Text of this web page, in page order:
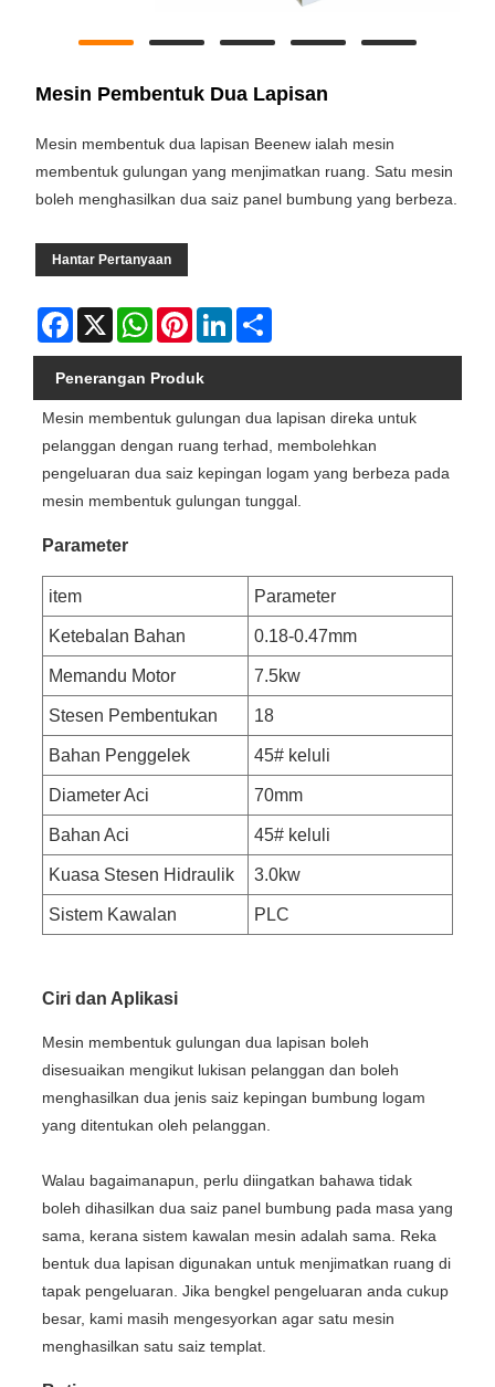
Mesin Pembentuk Dua Lapisan
Mesin membentuk dua lapisan Beenew ialah mesin
membentuk gulungan yang menjimatkan ruang. Satu mesin
boleh menghasilkan dua saiz panel bumbung yang berbeza.
Hantar Pertanyaan
Facebook
X WhatsAppPinterestLinkedIn
Penerangan Produk
Mesin membentuk gulungan dua lapisan direka untuk
pelanggan dengan ruang terhad, membolehkan
pengeluaran dua saiz kepingan logam yang berbeza pada
mesin membentuk gulungan tunggal.
Parameter
item Parameter
Ketebalan Bahan 0.18-0.47mm
Memandu Motor 7.5kw
Stesen Pembentukan 18
Bahan Penggelek 45# keluli
Diameter Aci 70mm
Bahan Aci 45# keluli
Kuasa Stesen Hidraulik 3.0kw
Sistem Kawalan PLC
Ciri dan Aplikasi
Mesin membentuk gulungan dua lapisan boleh
disesuaikan mengikut lukisan pelanggan dan boleh
menghasilkan dua jenis saiz kepingan bumbung logam
yang ditentukan oleh pelanggan.
Walau bagaimanapun, perlu diingatkan bahawa tidak
boleh dihasilkan dua saiz panel bumbung pada masa yang
sama, kerana sistem kawalan mesin adalah sama. Reka
bentuk dua lapisan digunakan untuk menjimatkan ruang di
tapak pengeluaran. Jika bengkel pengeluaran anda cukup
besar, kami masih mengesyorkan agar satu mesin
menghasilkan satu saiz templat.